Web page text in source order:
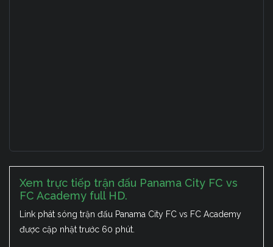
Xem trực tiếp trận đấu Panama City FC vs
FC Academy full HD.
Link phát sóng trận đấu Panama City FC vs FC Academy
được cập nhật trước 60 phút.